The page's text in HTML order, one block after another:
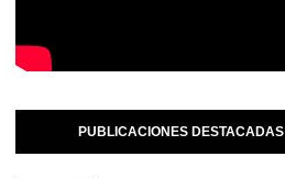
PUBLICACIONES DESTACADAS